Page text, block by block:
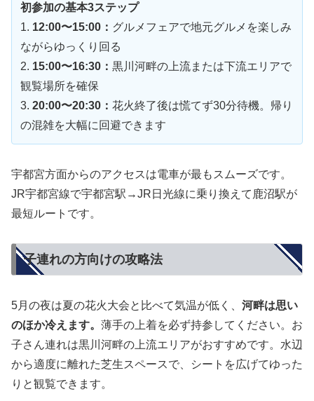
初参加の基本3ステップ
1. 12:00〜15:00： グルメフェアで地元グルメを楽しみ
ながらゆっくり回る
2. 15:00〜16:30： 黒川河畔の上流または下流エリアで
観覧場所を確保
3. 20:00〜20:30： 花火終了後は慌てず30分待機。帰り
の混雑を大幅に回避できます
宇都宮方面からのアクセスは電車が最もスムーズです。
JR宇都宮線で宇都宮駅→JR日光線に乗り換えて鹿沼駅が
最短ルートです。
子連れの方向けの攻略法
5月の夜は夏の花火大会と比べて気温が低く、 河畔は思い
のほか冷えます。 薄手の上着を必ず持参してください。お
子さん連れは黒川河畔の上流エリアがおすすめです。水辺
から適度に離れた芝生スペースで、シートを広げてゆった
りと観覧できます。